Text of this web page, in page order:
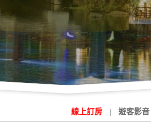
線上訂房 | 遊客影音